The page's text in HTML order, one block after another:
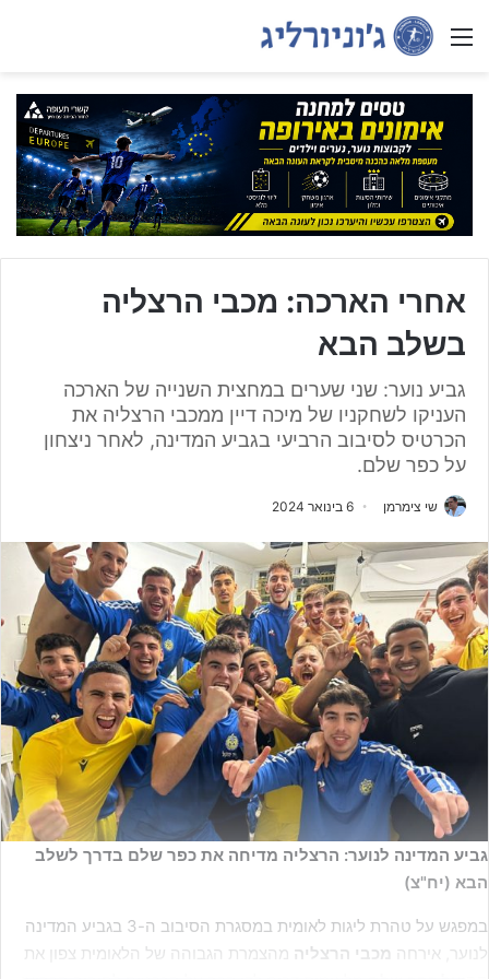
Menu
אחרי הארכה: מכבי הרצליה
בשלב הבא
גביע נוער: שני שערים במחצית השנייה של הארכה
העניקו לשחקניו של מיכה דיין ממכבי הרצליה את
הכרטיס לסיבוב הרביעי בגביע המדינה, לאחר ניצחון
על כפר שלם.
שי צימרמן 6 בינואר 2024
גביע המדינה לנוער: הרצליה מדיחה את כפר שלם בדרך לשלב
הבא (יח"צ)
במפגש על טהרת ליגות לאומית במסגרת הסיבוב ה-3 בגביע המדינה
לנוער, אירחה מכבי הרצליה מהצמרת הגבוהה של הלאומית צפון את